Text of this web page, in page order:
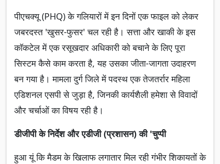
पीएचक्यू (PHQ) के गलियारों में इन दिनों एक फाइल को लेकर
जबरदस्त 'खुसर-फुसर' चल रही है। सत्ता और खाकी के इस
कॉकटेल में एक रसूखदार अधिकारी को बचाने के लिए पूरा
सिस्टम कैसे काम करता है, यह उसका जीता-जागता उदाहरण
बन गया है। मामला दुर्ग जिले में पदस्थ एक तेजतर्रार महिला
एडिशनल एसपी से जुड़ा है, जिनकी कार्यशैली हमेशा से विवादों
और चर्चाओं का विषय रही है।
डीजीपी के निर्देश और एडीजी (प्रशासन) की 'चुप्पी
हुआ यूं कि मैडम के खिलाफ लगातार मिल रही गंभीर शिकायतों के